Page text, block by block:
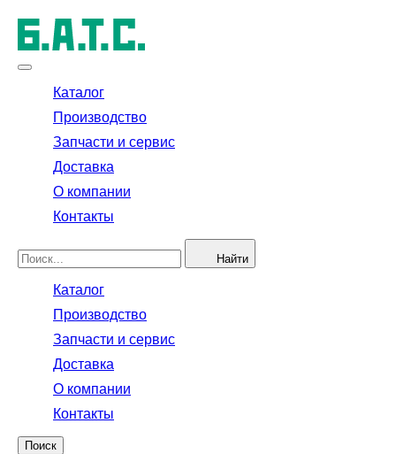
Каталог
Производство
Запчасти и сервис
Доставка
О компании
Контакты
Найти
Каталог
Производство
Запчасти и сервис
Доставка
О компании
Контакты
Поиск